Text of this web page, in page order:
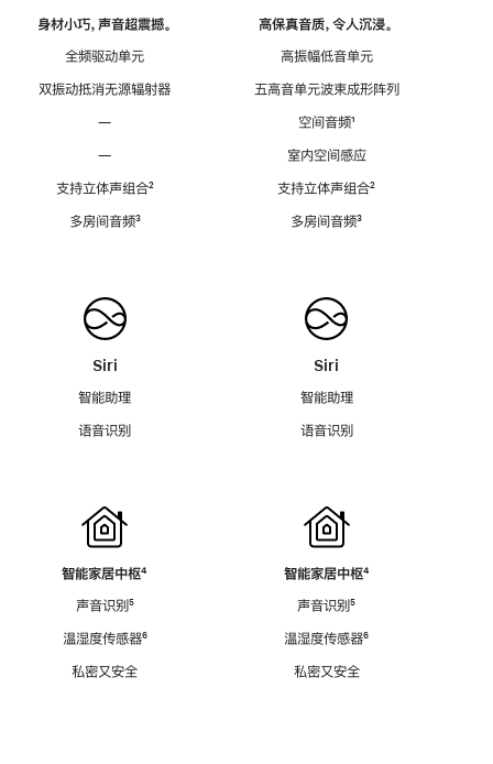
身材小巧，声音超震撼。
全频驱动单元
双振动抵消无源辐射器
—
—
支持立体声组合脚
²
多房间音频脚
³
Siri
智能助理
语音识别
智能家居中枢脚
⁴
声音识别脚
⁵
温湿度传感器脚
⁶
私密又安全
高保真音质，令人沉浸。
高振幅低音单元
五高音单元波束成形阵列
空间音频脚
¹
室内空间感应
支持立体声组合脚
²
多房间音频脚
³
Siri
智能助理
语音识别
智能家居中枢脚
⁴
声音识别脚
⁵
温湿度传感器脚
⁶
私密又安全